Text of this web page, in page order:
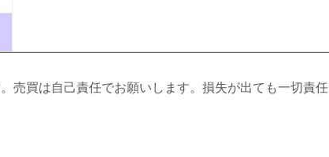
売買は自己責任でお願いします。損失が出ても一切責任